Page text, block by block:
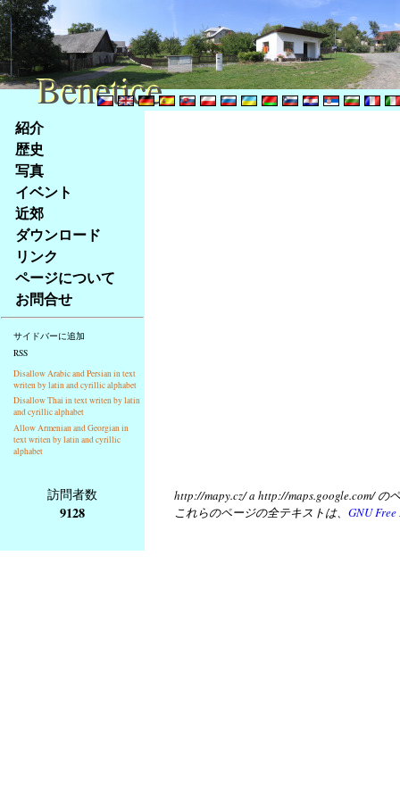
Na
obsah
stránky
Klávesové
zkratky
tomto
webu
základní
Hlavní
strana
紹介
歴史
写真
イベント
近郊
ダウンロード
リンク
ページについて
お問合せ
サイドバーに追加
RSS
Disallow Arabic and Persian in text
writen by latin and cyrillic alphabet
Disallow Thai in text writen by latin
and cyrillic alphabet
Allow Armenian and Georgian in
text writen by latin and cyrillic
alphabet
訪問者数
9128
http://mapy.cz/ a http://maps.google.com/
これらのページの全テキストは、 GNU
Benetice
Benetice